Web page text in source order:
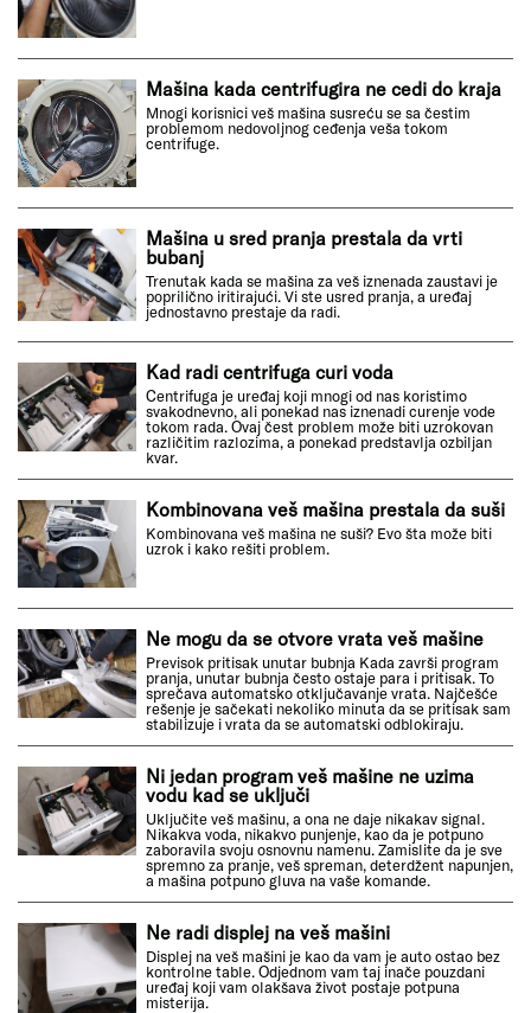
Mašina kada centrifugira ne cedi do kraja
Mnogi korisnici veš mašina susreću se sa čestim
problemom nedovoljnog ceđenja veša tokom
centrifuge.
Mašina u sred pranja prestala da vrti
bubanj
Trenutak kada se mašina za veš iznenada zaustavi je
poprilično iritirajući. Vi ste usred pranja, a uređaj
jednostavno prestaje da radi.
Kad radi centrifuga curi voda
Centrifuga je uređaj koji mnogi od nas koristimo
svakodnevno, ali ponekad nas iznenadi curenje vode
tokom rada. Ovaj čest problem može biti uzrokovan
različitim razlozima, a ponekad predstavlja ozbiljan
kvar.
Kombinovana veš mašina prestala da suši
Kombinovana veš mašina ne suši? Evo šta može biti
uzrok i kako rešiti problem.
Ne mogu da se otvore vrata veš mašine
Previsok pritisak unutar bubnja Kada završi program
pranja, unutar bubnja često ostaje para i pritisak. To
sprečava automatsko otključavanje vrata. Najčešće
rešenje je sačekati nekoliko minuta da se pritisak sam
stabilizuje i vrata da se automatski odblokiraju.
Ni jedan program veš mašine ne uzima
vodu kad se uključi
Uključite veš mašinu, a ona ne daje nikakav signal.
Nikakva voda, nikakvo punjenje, kao da je potpuno
zaboravila svoju osnovnu namenu. Zamislite da je sve
spremno za pranje, veš spreman, deterdžent napunjen,
a mašina potpuno gluva na vaše komande.
Ne radi displej na veš mašini
Displej na veš mašini je kao da vam je auto ostao bez
kontrolne table. Odjednom vam taj inače pouzdani
uređaj koji vam olakšava život postaje potpuna
misterija.